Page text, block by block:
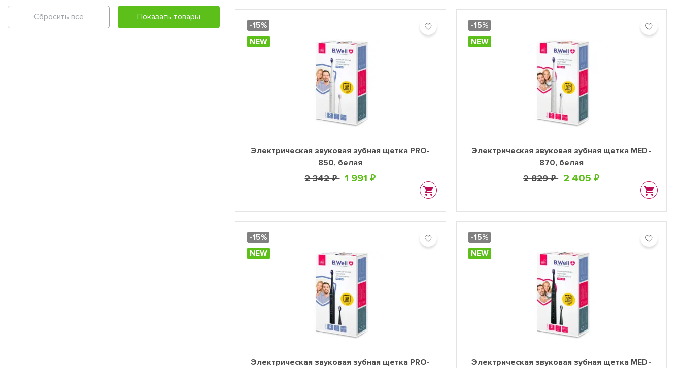
Сбросить все Показать товары
-15%
NEW
Электрическая звуковая зубная щетка PRO-
850, белая
2 342 ₽ 1 991 ₽
-15%
NEW
Электрическая звуковая зубная щетка MED-
870, белая
2 829 ₽ 2 405 ₽
-15%
NEW
Электрическая звуковая зубная щетка PRO-
-15%
NEW
Электрическая звуковая зубная щетка MED-